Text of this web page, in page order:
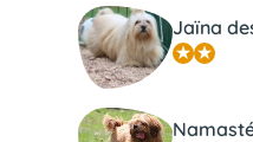
Jaïna